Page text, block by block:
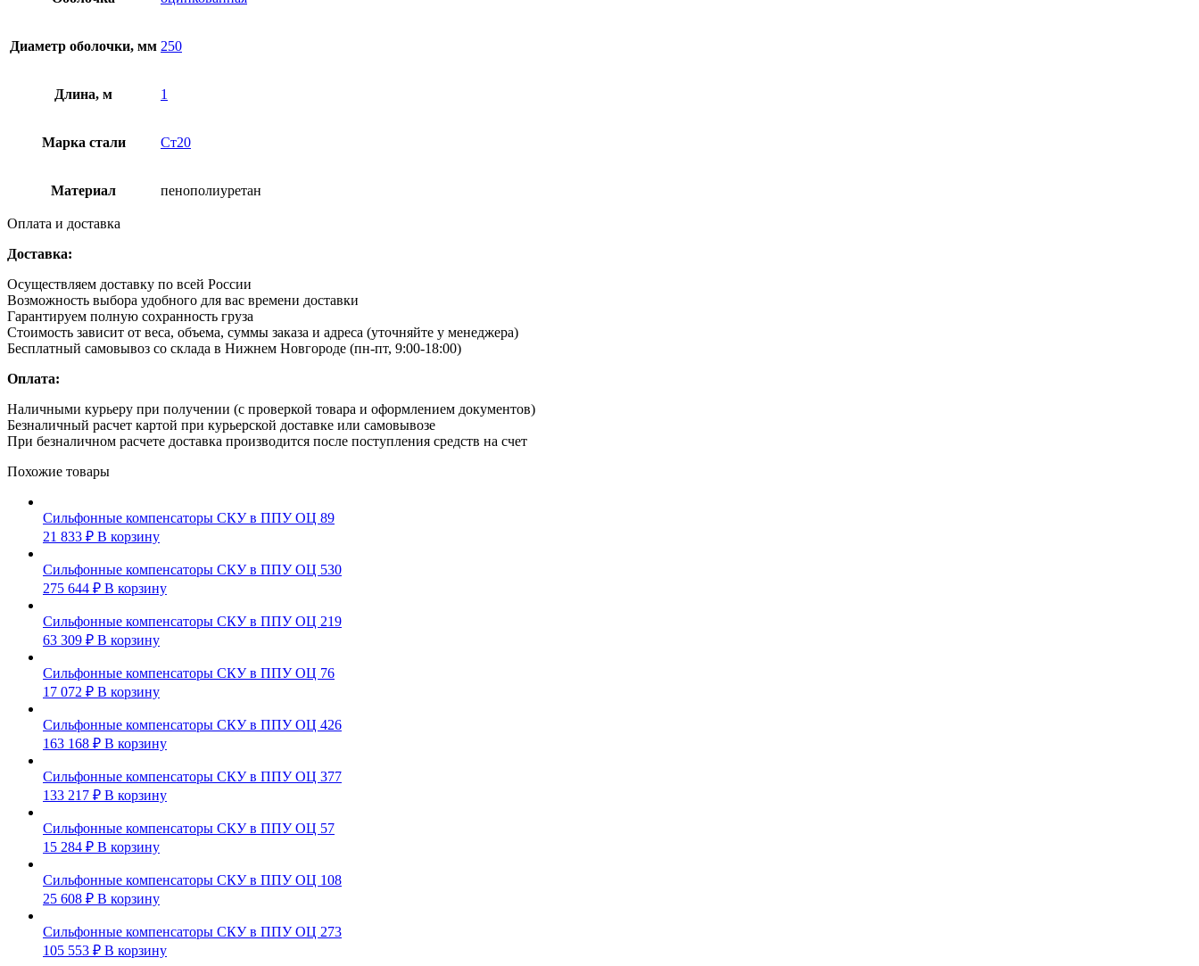
Диаметр оболочки, мм 250
Длина, м 1
Марка стали Ст20
Материал пенополиуретан
Оплата и доставка
Доставка:
Осуществляем доставку по всей России
Возможность выбора удобного для вас времени доставки
Гарантируем полную сохранность груза
Стоимость зависит от веса, объема, суммы заказа и адреса (уточняйте у менеджера)
Бесплатный самовывоз со склада в Нижнем Новгороде (пн-пт, 9:00-18:00)
Оплата:
Наличными курьеру при получении (с проверкой товара и оформлением документов)
Безналичный расчет картой при курьерской доставке или самовывозе
При безналичном расчете доставка производится после поступления средств на счет
Похожие товары
Сильфонные компенсаторы СКУ в ППУ ОЦ 89
21 833 ₽ В корзину
Сильфонные компенсаторы СКУ в ППУ ОЦ 530
275 644 ₽ В корзину
Сильфонные компенсаторы СКУ в ППУ ОЦ 219
63 309 ₽ В корзину
Сильфонные компенсаторы СКУ в ППУ ОЦ 76
17 072 ₽ В корзину
Сильфонные компенсаторы СКУ в ППУ ОЦ 426
163 168 ₽ В корзину
Сильфонные компенсаторы СКУ в ППУ ОЦ 377
133 217 ₽ В корзину
Сильфонные компенсаторы СКУ в ППУ ОЦ 57
15 284 ₽ В корзину
Сильфонные компенсаторы СКУ в ППУ ОЦ 108
25 608 ₽ В корзину
Сильфонные компенсаторы СКУ в ППУ ОЦ 273
105 553 ₽ В корзину